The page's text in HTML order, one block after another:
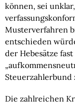
können, sei
Musterverfahren
entschieden
der Hebesätze
Steuerzahlerbund
Die zahlreichen